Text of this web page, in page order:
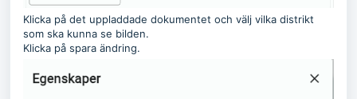
Klicka på det uppladdade dokumentet och välj vilka distrikt
som ska kunna se bilden.
Klicka på spara ändring.